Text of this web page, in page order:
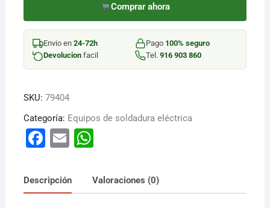
025W
cantidad
Comprar ahora
Envio en 24-72h Pago 100% seguro
Devolucionfacil Tel. 916 903 860
SKU: 79404
Categoría: Equipos de soldadura eléctrica
F
c
e
E
ai
l
W
at
s
Descripción Valoraciones (0)